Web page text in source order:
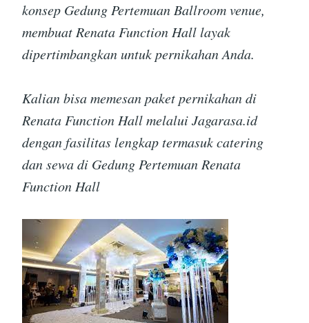
konsep Gedung Pertemuan Ballroom venue,
membuat Renata Function Hall layak
dipertimbangkan untuk pernikahan Anda.
Kalian bisa memesan paket pernikahan di
Renata Function Hall melalui Jagarasa.id
dengan fasilitas lengkap termasuk catering
dan sewa di Gedung Pertemuan Renata
Function Hall